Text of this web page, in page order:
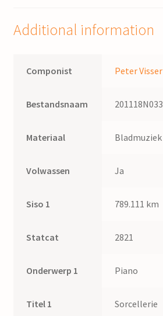
Jozef
quantity
Additional information
Componist Peter Visser
Bestandsnaam 201118N033
Materiaal Bladmuziek
Volwassen Ja
Siso 1 789.111 km
Statcat 2821
Onderwerp 1 Piano
Titel 1 Sorcellerie